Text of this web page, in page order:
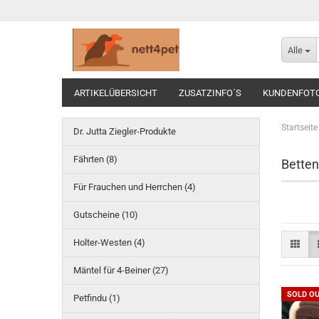
Alle
ARTIKELÜBERSICHT ZUSATZINFO´S
Startseite
Betten
SOLD
Dr. Jutta Ziegler-Produkte
Fährten (8)
Für Frauchen und Herrchen (4)
Gutscheine (10)
Holter-Westen (4)
Mäntel für 4-Beiner (27)
Petfindu (1)